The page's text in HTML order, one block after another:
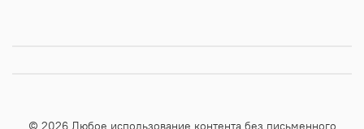
© 2026 Любое использование контента без письменного